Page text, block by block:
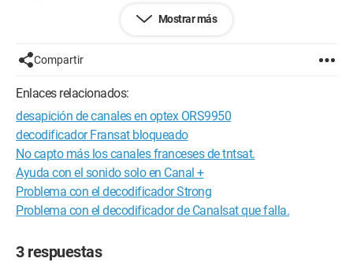
¿Tiene algún consejo que darme? ¿Se puede hacer una
¿A quién debo dirigirme?
Gracias de antemano por sus respuestas.
Mostrar más
Compartir
Enlaces relacionados:
desapición de canales en optex ORS9950
decodificador Fransat bloqueado
No capto más los canales franceses de tntsat.
Ayuda con el sonido solo en Canal +
Problema con el decodificador Strong
Problema con el decodificador de Canalsat que falla.
3 respuestas